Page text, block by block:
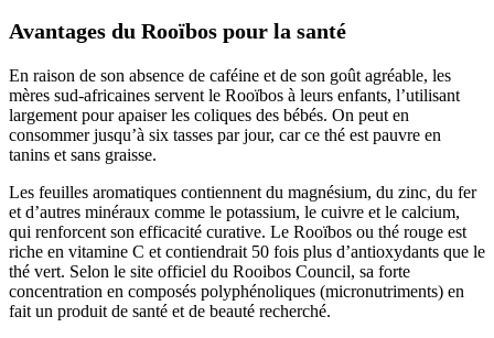
Avantages du Rooïbos pour la santé
En raison de son absence de caféine et de son goût agréable, les
mères sud-africaines servent le Rooïbos à leurs enfants, l’utilisant
largement pour apaiser les coliques des bébés. On peut en
consommer jusqu’à six tasses par jour, car ce thé est pauvre en
tanins et sans graisse.
Les feuilles aromatiques contiennent du magnésium, du zinc, du fer
et d’autres minéraux comme le potassium, le cuivre et le calcium,
qui renforcent son efficacité curative. Le Rooïbos ou thé rouge est
riche en vitamine C et contiendrait 50 fois plus d’antioxydants que le
thé vert. Selon le site officiel du Rooibos Council, sa forte
concentration en composés polyphénoliques (micronutriments) en
fait un produit de santé et de beauté recherché.